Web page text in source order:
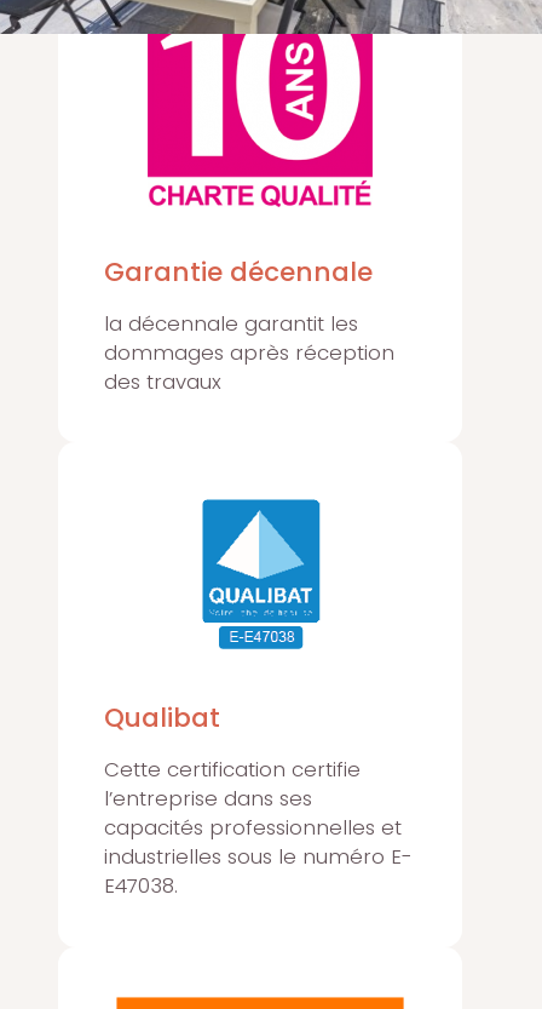
Garantie décennale
la décennale garantit les
dommages après réception
des travaux
Qualibat
Cette certification certifie
l’entreprise dans ses
capacités professionnelles et
industrielles sous le numéro E-
E47038.